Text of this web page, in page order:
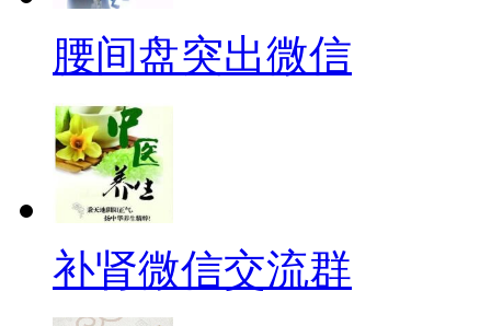
腰间盘突出微信
补肾微信交流群